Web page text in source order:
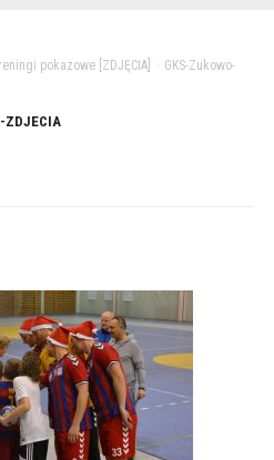
pokazowe [ZDJĘCIA]
GKS-Zukowo-